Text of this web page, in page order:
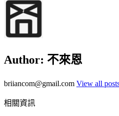
Author: 不來恩
briiancom@gmail.com View all
相關資訊